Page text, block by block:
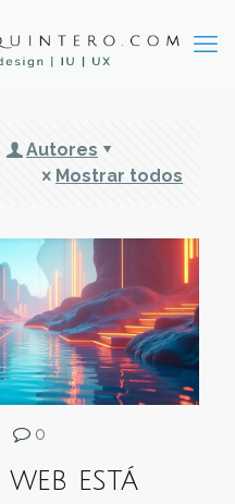
Autores
Mostrar todos
0
está